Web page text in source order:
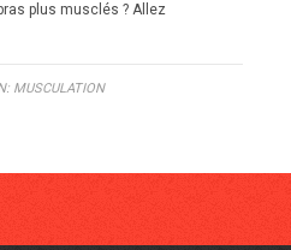
plus musclés ? Allez
MUSCULATION